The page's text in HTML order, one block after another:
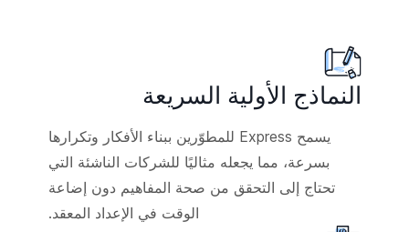
النماذج الأولية السريعة
يسمح Express للمطوّرين ببناء الأفكار وتكرارها
بسرعة، مما يجعله مثاليًا للشركات الناشئة التي
تحتاج إلى التحقق من صحة المفاهيم دون إضاعة
الوقت في الإعداد المعقد.